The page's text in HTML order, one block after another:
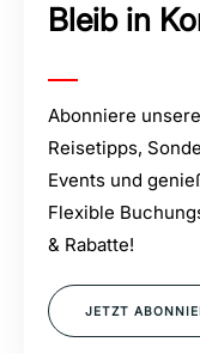
Bleib in
Abonniere
Reisetipps,
Events und
Flexible
& Rabatte!
JETZT